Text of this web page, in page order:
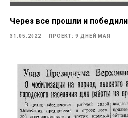
Через все прошли и победили
31.05.2022 ПРОЕКТ: 9 ДНЕЙ МАЯ